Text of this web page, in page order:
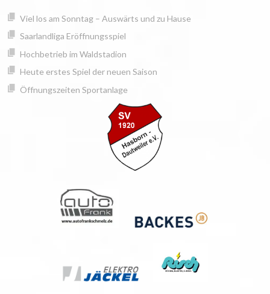
springen
zum
Inhalt
Viel los am Sonntag – Auswärts und zu Hause
Saarlandliga Eröffnungsspiel
Hochbetrieb im Waldstadion
Heute erstes Spiel der neuen Saison
Öffnungszeiten Sportanlage